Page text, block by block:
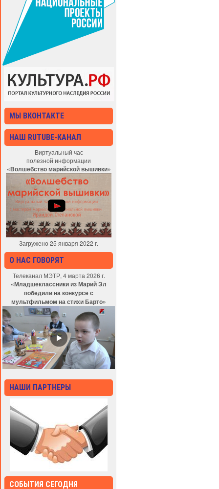
МЫ ВКОНТАКТЕ
НАШ RUTUBE-КАНАЛ
Виртуальный час
полезной информации
«Волшебство марийской вышивки»
Загружено 25 января 2022 г.
О НАС ГОВОРЯТ
Телеканал МЭТР, 4 марта 2026 г.
«Младшеклассники из Марий Эл
победили на конкурсе с
мультфильмом на стихи Барто»
НАШИ ПАРТНЕРЫ
СОБЫТИЯ СЕГОДНЯ